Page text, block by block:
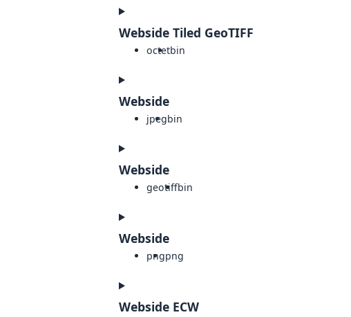
Webside Tiled GeoTIFF
octetbin
Webside
jpegbin
Webside
geotiffbin
Webside
pngpng
Webside ECW